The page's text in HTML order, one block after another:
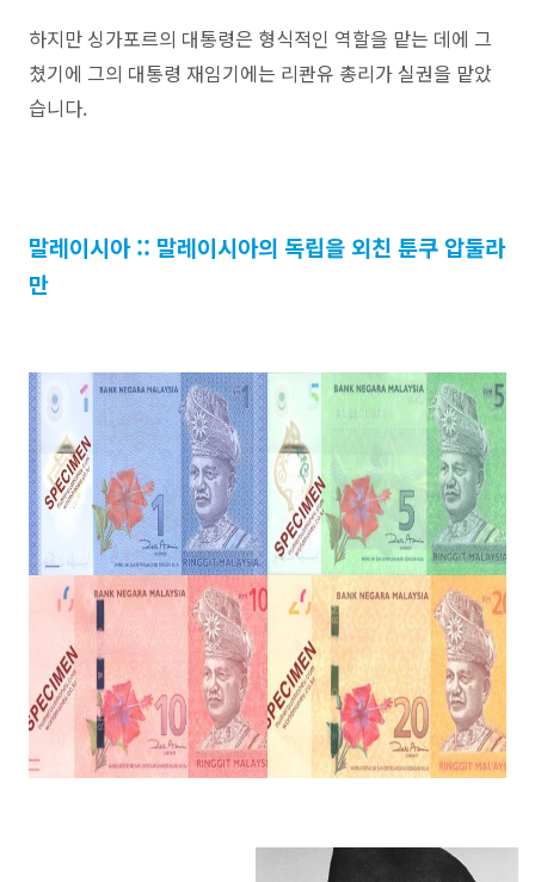
하지만 싱가포르의 대통령은 형식적인 역할을 맡는 데에 그
쳤기에 그의 대통령 재임기에는 리콴유 총리가 실권을 맡았
습니다.
말레이시아 :: 말레이시아의 독립을 외친 툰쿠 압둘라
만